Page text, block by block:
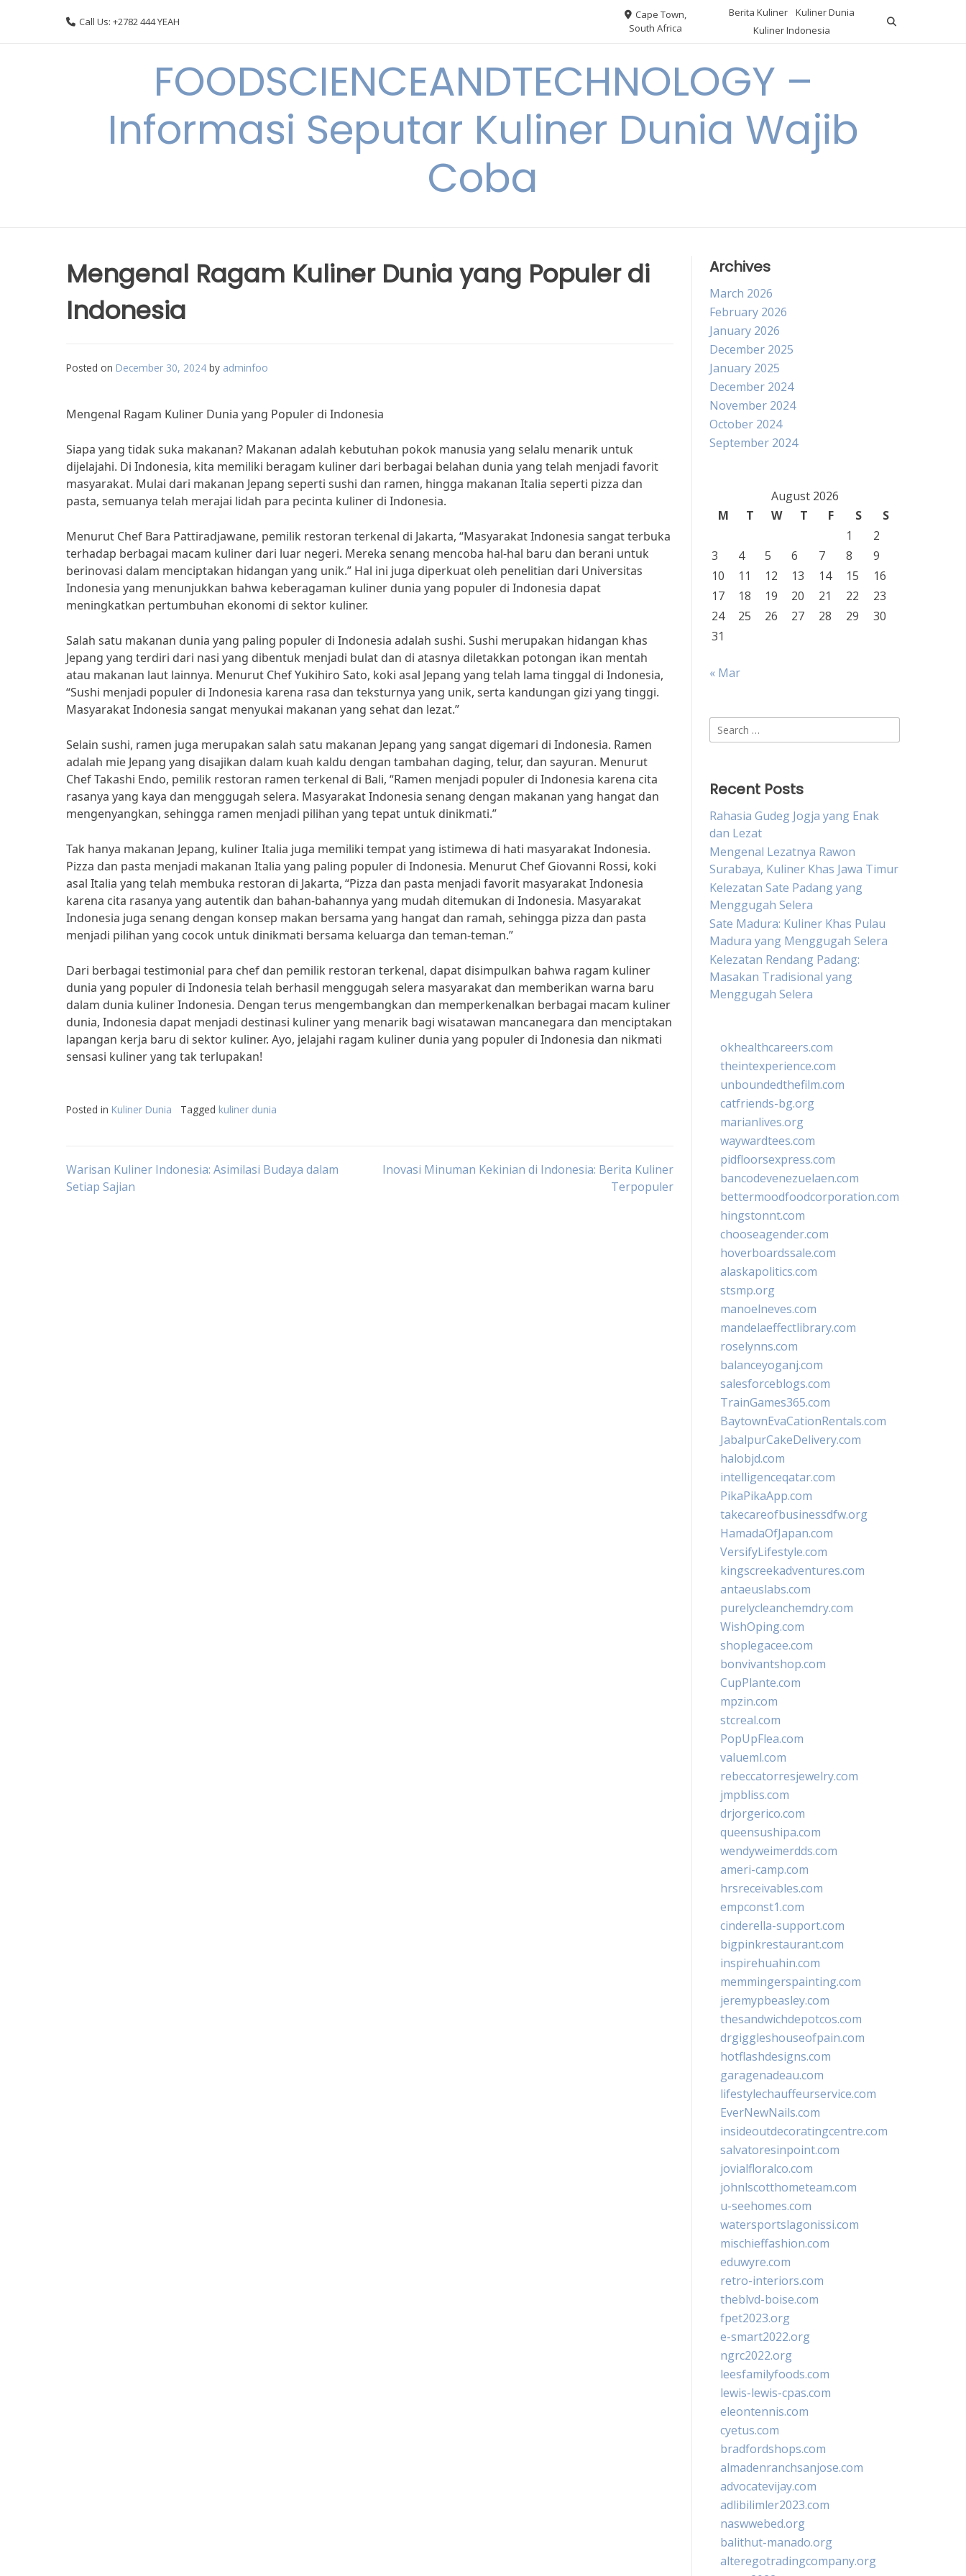
Call Us: +2782 444 YEAH
Cape Town,
South Africa
Berita Kuliner
Kuliner Dunia
Kuliner Indonesia
FOODSCIENCEANDTECHNOLOGY –
Informasi Seputar Kuliner Dunia Wajib
Coba
Mengenal Ragam Kuliner Dunia yang Populer di
Indonesia
Posted on December 30, 2024 by adminfoo
Mengenal Ragam Kuliner Dunia yang Populer di Indonesia
Siapa yang tidak suka makanan? Makanan adalah kebutuhan pokok manusia yang selalu menarik untuk
dijelajahi. Di Indonesia, kita memiliki beragam kuliner dari berbagai belahan dunia yang telah menjadi favorit
masyarakat. Mulai dari makanan Jepang seperti sushi dan ramen, hingga makanan Italia seperti pizza dan
pasta, semuanya telah merajai lidah para pecinta kuliner di Indonesia.
Menurut Chef Bara Pattiradjawane, pemilik restoran terkenal di Jakarta, “Masyarakat Indonesia sangat terbuka
terhadap berbagai macam kuliner dari luar negeri. Mereka senang mencoba hal-hal baru dan berani untuk
berinovasi dalam menciptakan hidangan yang unik.” Hal ini juga diperkuat oleh penelitian dari Universitas
Indonesia yang menunjukkan bahwa keberagaman kuliner dunia yang populer di Indonesia dapat
meningkatkan pertumbuhan ekonomi di sektor kuliner.
Salah satu makanan dunia yang paling populer di Indonesia adalah sushi. Sushi merupakan hidangan khas
Jepang yang terdiri dari nasi yang dibentuk menjadi bulat dan di atasnya diletakkan potongan ikan mentah
atau makanan laut lainnya. Menurut Chef Yukihiro Sato, koki asal Jepang yang telah lama tinggal di Indonesia,
“Sushi menjadi populer di Indonesia karena rasa dan teksturnya yang unik, serta kandungan gizi yang tinggi.
Masyarakat Indonesia sangat menyukai makanan yang sehat dan lezat.”
Selain sushi, ramen juga merupakan salah satu makanan Jepang yang sangat digemari di Indonesia. Ramen
adalah mie Jepang yang disajikan dalam kuah kaldu dengan tambahan daging, telur, dan sayuran. Menurut
Chef Takashi Endo, pemilik restoran ramen terkenal di Bali, “Ramen menjadi populer di Indonesia karena cita
rasanya yang kaya dan menggugah selera. Masyarakat Indonesia senang dengan makanan yang hangat dan
mengenyangkan, sehingga ramen menjadi pilihan yang tepat untuk dinikmati.”
Tak hanya makanan Jepang, kuliner Italia juga memiliki tempat yang istimewa di hati masyarakat Indonesia.
Pizza dan pasta menjadi makanan Italia yang paling populer di Indonesia. Menurut Chef Giovanni Rossi, koki
asal Italia yang telah membuka restoran di Jakarta, “Pizza dan pasta menjadi favorit masyarakat Indonesia
karena cita rasanya yang autentik dan bahan-bahannya yang mudah ditemukan di Indonesia. Masyarakat
Indonesia juga senang dengan konsep makan bersama yang hangat dan ramah, sehingga pizza dan pasta
menjadi pilihan yang cocok untuk dinikmati bersama keluarga dan teman-teman.”
Dari berbagai testimonial para chef dan pemilik restoran terkenal, dapat disimpulkan bahwa ragam kuliner
dunia yang populer di Indonesia telah berhasil menggugah selera masyarakat dan memberikan warna baru
dalam dunia kuliner Indonesia. Dengan terus mengembangkan dan memperkenalkan berbagai macam kuliner
dunia, Indonesia dapat menjadi destinasi kuliner yang menarik bagi wisatawan mancanegara dan menciptakan
lapangan kerja baru di sektor kuliner. Ayo, jelajahi ragam kuliner dunia yang populer di Indonesia dan nikmati
sensasi kuliner yang tak terlupakan!
Posted in Kuliner Dunia Tagged kuliner dunia
Post
Warisan Kuliner Indonesia: Asimilasi Budaya dalam
Setiap Sajian
Inovasi Minuman Kekinian di Indonesia: Berita Kuliner
Terpopuler
Archives
March 2026
February 2026
January 2026
December 2025
January 2025
December 2024
November 2024
October 2024
September 2024
August 2026
M
T W T F S
S
1
2
3
4 5 6 7 8
9
10
11 12 13 14 15
16
17
18 19 20 21 22
23
24
25 26 27 28 29
30
31
« Mar
Search
for:
Recent Posts
Rahasia Gudeg Jogja yang Enak
dan Lezat
Mengenal Lezatnya Rawon
Surabaya, Kuliner Khas Jawa Timur
Kelezatan Sate Padang yang
Menggugah Selera
Sate Madura: Kuliner Khas Pulau
Madura yang Menggugah Selera
Kelezatan Rendang Padang:
Masakan Tradisional yang
Menggugah Selera
okhealthcareers.com
theintexperience.com
unboundedthefilm.com
catfriends-bg.org
marianlives.org
waywardtees.com
pidfloorsexpress.com
bancodevenezuelaen.com
bettermoodfoodcorporation.com
hingstonnt.com
chooseagender.com
hoverboardssale.com
alaskapolitics.com
stsmp.org
manoelneves.com
mandelaeffectlibrary.com
roselynns.com
balanceyoganj.com
salesforceblogs.com
TrainGames365.com
BaytownEvaCationRentals.com
JabalpurCakeDelivery.com
halobjd.com
intelligenceqatar.com
PikaPikaApp.com
takecareofbusinessdfw.org
HamadaOfJapan.com
VersifyLifestyle.com
kingscreekadventures.com
antaeuslabs.com
purelycleanchemdry.com
WishOping.com
shoplegacee.com
bonvivantshop.com
CupPlante.com
mpzin.com
stcreal.com
PopUpFlea.com
valueml.com
rebeccatorresjewelry.com
jmpbliss.com
drjorgerico.com
queensushipa.com
wendyweimerdds.com
ameri-camp.com
hrsreceivables.com
empconst1.com
cinderella-support.com
bigpinkrestaurant.com
inspirehuahin.com
memmingerspainting.com
jeremypbeasley.com
thesandwichdepotcos.com
drgiggleshouseofpain.com
hotflashdesigns.com
garagenadeau.com
lifestylechauffeurservice.com
EverNewNails.com
insideoutdecoratingcentre.com
salvatoresinpoint.com
jovialfloralco.com
johnlscotthometeam.com
u-seehomes.com
watersportslagonissi.com
mischieffashion.com
eduwyre.com
retro-interiors.com
theblvd-boise.com
fpet2023.org
e-smart2022.org
ngrc2022.org
leesfamilyfoods.com
lewis-lewis-cpas.com
eleontennis.com
cyetus.com
bradfordshops.com
almadenranchsanjose.com
advocatevijay.com
adlibilimler2023.com
naswwebed.org
balithut-manado.org
alteregotradingcompany.org